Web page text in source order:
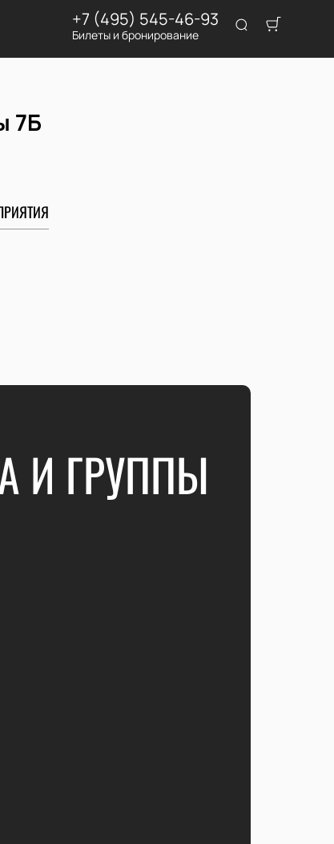
+7 (495) 545-46-93
Билеты и бронирование
7Б
И ГРУППЫ